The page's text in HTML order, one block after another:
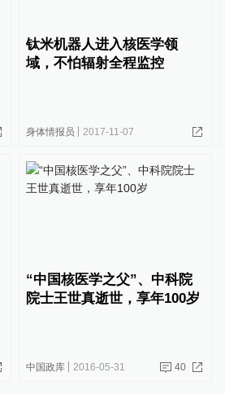
钛米机器人进入核医学领
域，不怕辐射全程监控
身体情报员 2017-11-07
“中国核医学之父”、中科院
院士王世真逝世，享年100岁
中国政库 2016-05-31 40